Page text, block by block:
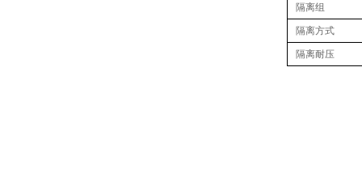
隔离组
隔离方式
隔离耐压